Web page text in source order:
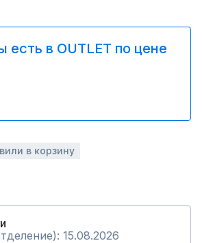
есть в OUTLET по цене
в корзину
15.08.2026